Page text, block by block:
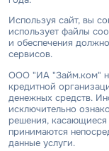
Используя сайт, вы
использует файлы
и обеспечения
сервисов.
ООО "ИА "Займ.ком"
кредитной
денежных средств.
исключительно
решения,
принимаются
данные услуги.